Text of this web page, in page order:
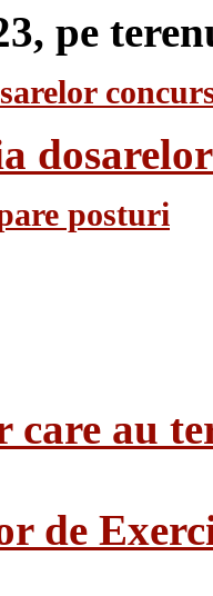
pe
posturi
care au
de